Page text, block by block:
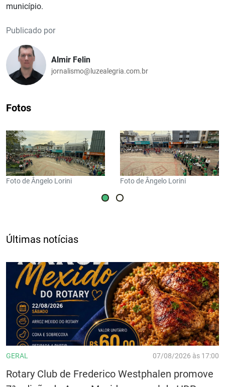
município.
Publicado por
Almir Felin
jornalismo@luzealegria.com.br
Fotos
Foto de Ângelo Lorini Foto de Ângelo Lorini
Últimas notícias
GERAL 07/08/2026 às 17:00
Rotary Club de Frederico Westphalen promove